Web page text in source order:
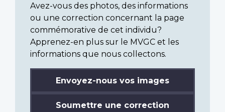
Avez-vous des photos, des informations
ou une correction concernant la page
commémorative de cet individu?
Apprenez-en plus sur le MVGC et les
informations que nous collectons.
Envoyez-nous vos images
Soumettre une correction